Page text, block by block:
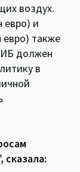
воздух.
евро) и
евро) также
должен
в
сказала: